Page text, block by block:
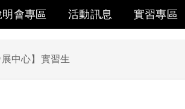
會專區 活動訊息 實習專區
展中心】實習生